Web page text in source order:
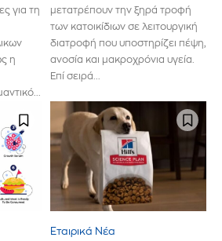
στο Newsletter του
και
πρώτοι για τα νέα
για τη
μετατρέπουν την ξηρά τροφή
των κατοικίδιων σε λειτουργική
διατροφή που υποστηρίζει πέψη,
ανοσία και μακροχρόνια υγεία.
Επί σειρά...
Εταιρικά Νέα